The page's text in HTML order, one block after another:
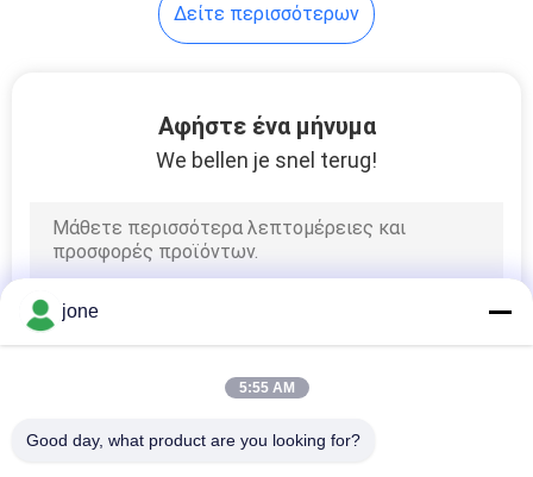
Ψηφιακός
μετρητής οξυγόνου
ψηφιακός
μετρητής ORP
Δείτε περισσότερων
Αφήστε ένα μήνυμα
We bellen je snel terug!
jone
5:55 AM
Good day, what product are you looking for?